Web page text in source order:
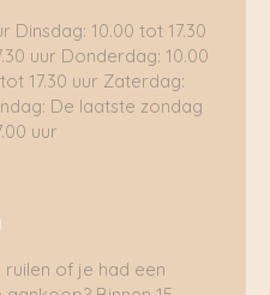
Dinsdag: 10.00 tot 17.30
uur Donderdag: 10.00
17.30 uur Zaterdag:
De laatste zondag
uur
of je had een